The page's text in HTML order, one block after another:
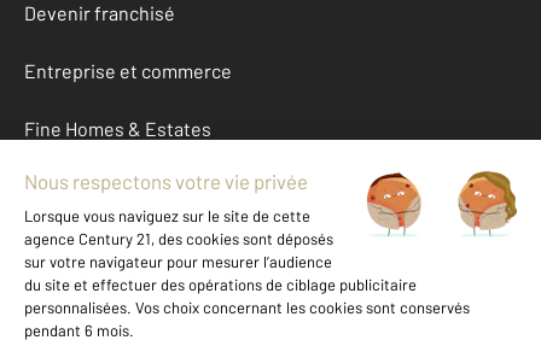
Devenir franchisé
Entreprise et commerce
Fine Homes & Estates
À propos
International
Nous contacter